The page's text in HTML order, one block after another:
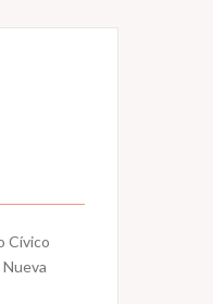
Cívico